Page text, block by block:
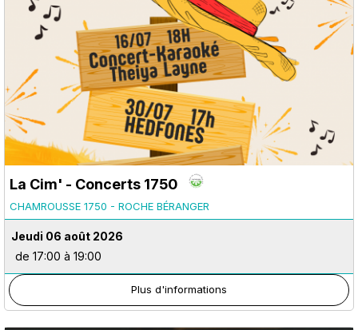
La Cim' - Concerts 1750
CHAMROUSSE 1750 - ROCHE BÉRANGER
Jeudi 06 août 2026
de 17:00 à 19:00
Plus d'informations